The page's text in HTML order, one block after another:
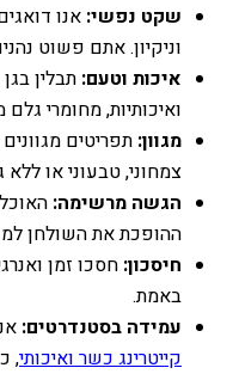
שקט נפשי: אנו
וניקיון. אתם פשוט
איכות וטעם: תבלין
ואיכותיות, מחומרי
מגוון: תפריטים
צמחוני, טבעוני או ללא
הגשה מרשימה:
ההופכת את השולחן
חיסכון: חסכו זמן
באמת.
עמידה בסטנדרטים:
קייטרינג כשר ואיכותי,